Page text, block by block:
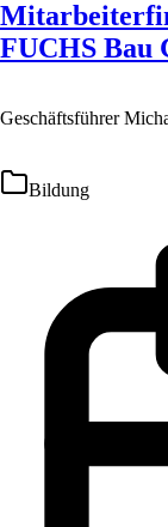
FUCHS Bau
Geschäftsführer
Bildung